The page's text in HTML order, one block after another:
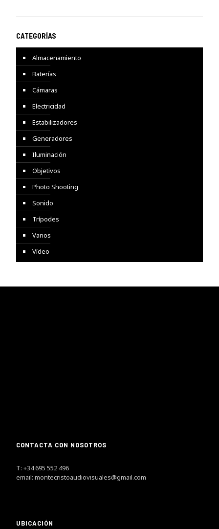
CATEGORÍAS
Almacenamiento
Baterías
Cámaras
Electricidad
Estabilizadores
Generadores
Iluminación
Objetivos
Photo Shooting
Sonido
Trípodes
Varios
Vídeo
CONTACTA CON NOSOTROS
T: +34 695 552 496
email: montecristoaudiovisuales@gmail.com
UBICACIÓN